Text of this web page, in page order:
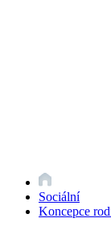
Sociální
Koncepce